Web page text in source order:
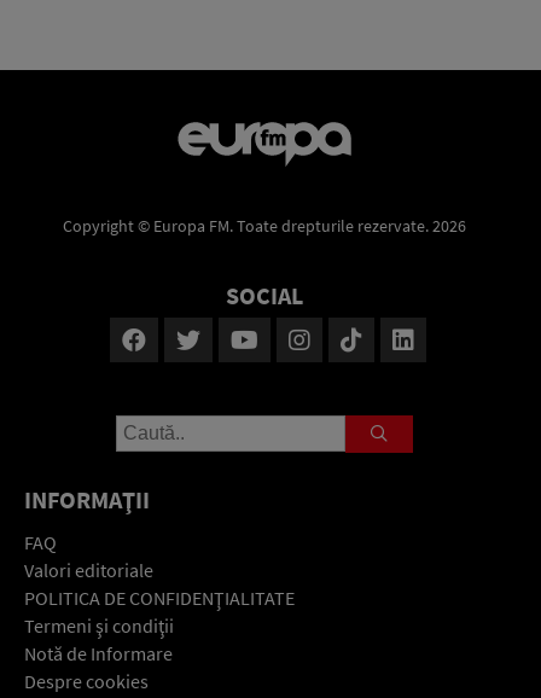
Copyright © Europa FM. Toate drepturile rezervate. 2026
SOCIAL
INFORMAŢII
FAQ
Valori editoriale
POLITICA DE CONFIDENŢIALITATE
Termeni şi condiţii
Notă de Informare
Despre cookies